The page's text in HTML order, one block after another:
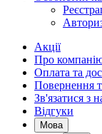
Акції
Про
Оплата та
Повернення
Зв'язатися з
Відгуки
Мова